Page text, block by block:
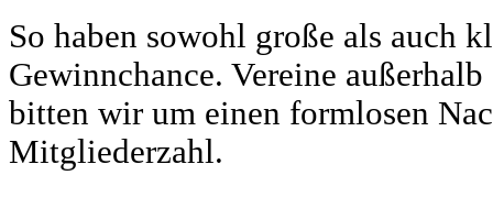
So haben sowohl große als auch
Gewinnchance. Vereine
bitten wir um einen formlosen
Mitgliederzahl.